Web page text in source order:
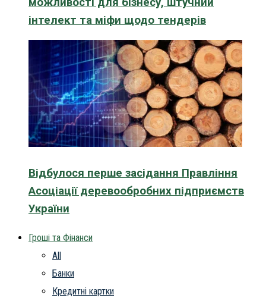
інтелект та міфи щодо тендерів
Відбулося перше засідання Правління
Асоціації деревообробних підприємств
України
Гроші та Фінанси
All
Банки
Кредитні картки